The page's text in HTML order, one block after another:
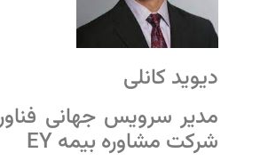
دیوید کانلی
مدیر سرویس جهانی
شرکت مشاوره بیمه EY